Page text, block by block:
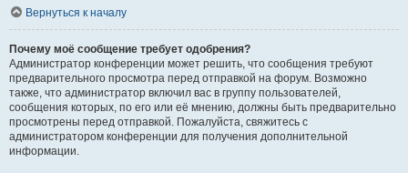
Вернуться к началу
Почему моё сообщение требует одобрения?
Администратор конференции может решить, что сообщения требуют
предварительного просмотра перед отправкой на форум. Возможно
также, что администратор включил вас в группу пользователей,
сообщения которых, по его или её мнению, должны быть предварительно
просмотрены перед отправкой. Пожалуйста, свяжитесь с
администратором конференции для получения дополнительной
информации.